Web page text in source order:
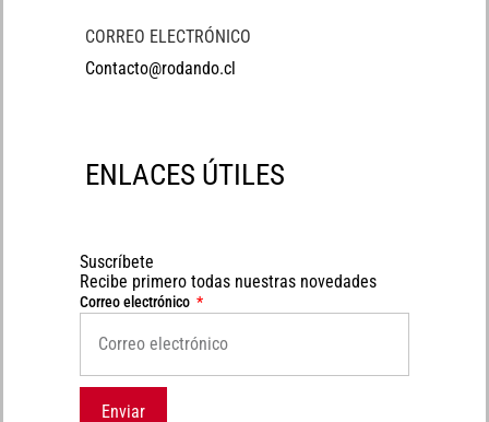
CORREO ELECTRÓNICO
Contacto@rodando.cl
ENLACES ÚTILES
Suscríbete
Recibe primero todas nuestras novedades
Correo electrónico
Enviar